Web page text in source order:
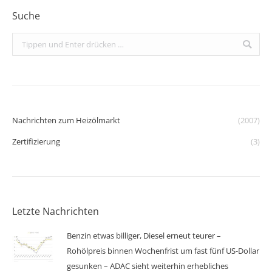
Suche
Search:
Nachrichten zum Heizölmarkt
(2007)
Zertifizierung
(3)
Letzte Nachrichten
Benzin etwas billiger, Diesel erneut teurer –
Rohölpreis binnen Wochenfrist um fast fünf US-Dollar
gesunken – ADAC sieht weiterhin erhebliches